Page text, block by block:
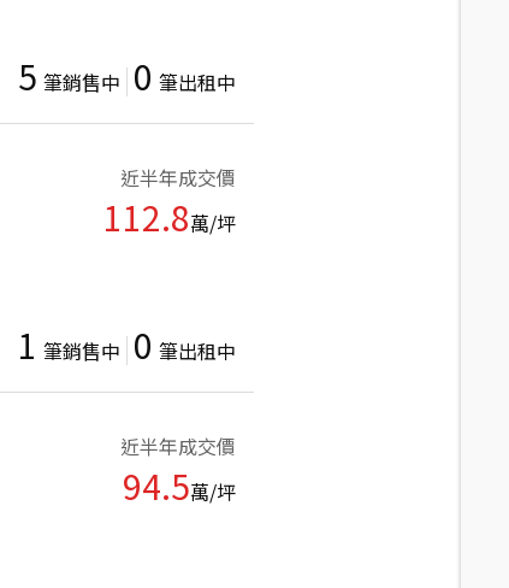
5 筆銷售中 0 筆出租中
近半年成交價
112.8萬/坪
1 筆銷售中 0 筆出租中
近半年成交價
94.5萬/坪